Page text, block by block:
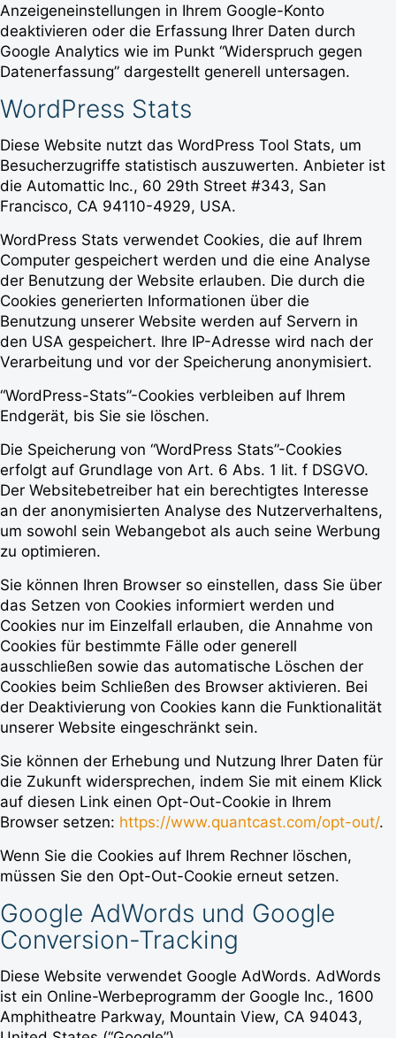
Anzeigeneinstellungen in Ihrem Google-Konto
deaktivieren oder die Erfassung Ihrer Daten durch
Google Analytics wie im Punkt “Widerspruch gegen
Datenerfassung” dargestellt generell untersagen.
WordPress Stats
Diese Website nutzt das WordPress Tool Stats, um
Besucherzugriffe statistisch auszuwerten. Anbieter ist
die Automattic Inc., 60 29th Street #343, San
Francisco, CA 94110-4929, USA.
WordPress Stats verwendet Cookies, die auf Ihrem
Computer gespeichert werden und die eine Analyse
der Benutzung der Website erlauben. Die durch die
Cookies generierten Informationen über die
Benutzung unserer Website werden auf Servern in
den USA gespeichert. Ihre IP-Adresse wird nach der
Verarbeitung und vor der Speicherung anonymisiert.
“WordPress-Stats”-Cookies verbleiben auf Ihrem
Endgerät, bis Sie sie löschen.
Die Speicherung von “WordPress Stats”-Cookies
erfolgt auf Grundlage von Art. 6 Abs. 1 lit. f DSGVO.
Der Websitebetreiber hat ein berechtigtes Interesse
an der anonymisierten Analyse des Nutzerverhaltens,
um sowohl sein Webangebot als auch seine Werbung
zu optimieren.
Sie können Ihren Browser so einstellen, dass Sie über
das Setzen von Cookies informiert werden und
Cookies nur im Einzelfall erlauben, die Annahme von
Cookies für bestimmte Fälle oder generell
ausschließen sowie das automatische Löschen der
Cookies beim Schließen des Browser aktivieren. Bei
der Deaktivierung von Cookies kann die Funktionalität
unserer Website eingeschränkt sein.
Sie können der Erhebung und Nutzung Ihrer Daten für
die Zukunft widersprechen, indem Sie mit einem Klick
auf diesen Link einen Opt-Out-Cookie in Ihrem
Browser setzen: https://www.quantcast.com/opt-out/.
Wenn Sie die Cookies auf Ihrem Rechner löschen,
müssen Sie den Opt-Out-Cookie erneut setzen.
Google AdWords und Google
Conversion-Tracking
Diese Website verwendet Google AdWords. AdWords
ist ein Online-Werbeprogramm der Google Inc., 1600
Amphitheatre Parkway, Mountain View, CA 94043,